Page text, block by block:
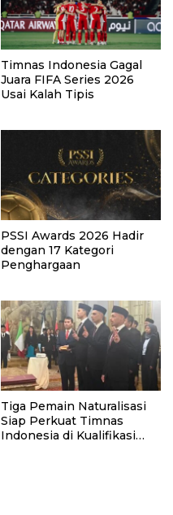
Timnas Indonesia Gagal
Juara FIFA Series 2026
Usai Kalah Tipis
PSSI Awards 2026 Hadir
dengan 17 Kategori
Penghargaan
Tiga Pemain Naturalisasi
Siap Perkuat Timnas
Indonesia di Kualifikasi